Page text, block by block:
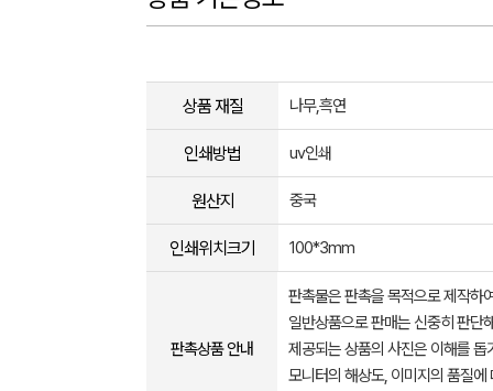
상품 재질 나무,흑연
인쇄방법 uv인쇄
원산지 중국
인쇄위치크기 100*3mm
판촉상품 안내
판촉물은 판촉을 목적으로 제작하
일반상품으로 판매는 신중히 판단
제공되는 상품의 사진은 이해를
모니터의 해상도, 이미지의 품질